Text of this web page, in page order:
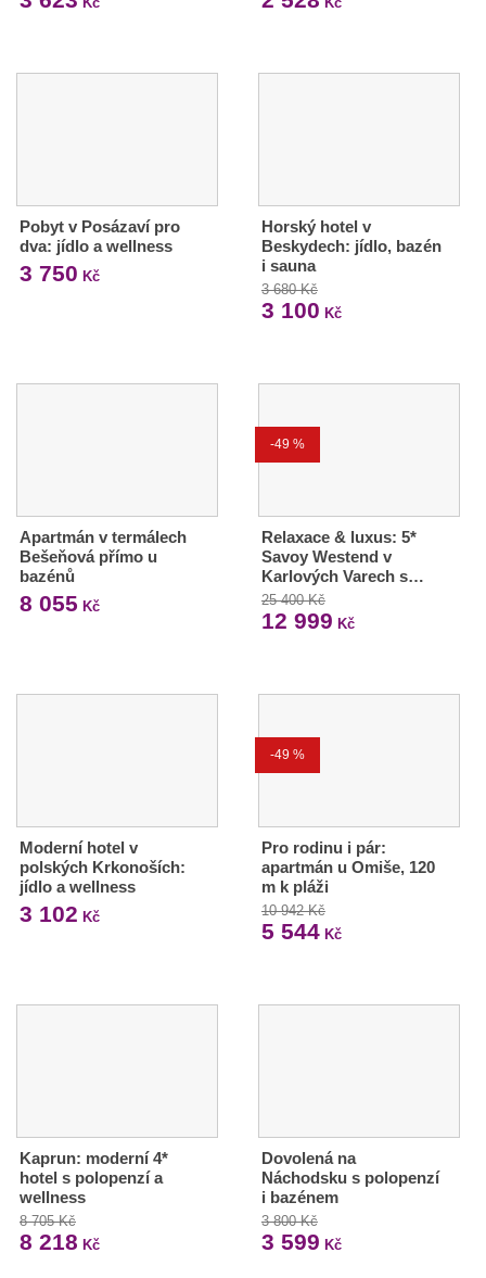
Pobyt v Posázaví pro
dva: jídlo a wellness
3 750 Kč
Horský hotel v
Beskydech: jídlo, bazén
i sauna
3 680 Kč
3 100 Kč
Apartmán v termálech
Bešeňová přímo u
bazénů
8 055 Kč
-49 %
Relaxace & luxus: 5*
Savoy Westend v
Karlových Varech s…
25 400 Kč
12 999 Kč
Moderní hotel v
polských Krkonoších:
jídlo a wellness
3 102 Kč
-49 %
Pro rodinu i pár:
apartmán u Omiše, 120
m k pláži
10 942 Kč
5 544Kč
Kaprun: moderní 4*
hotel s polopenzí a
wellness
8 705 Kč
8 218 Kč
Dovolená na
Náchodsku s polopenzí
i bazénem
3 800 Kč
3 599 Kč